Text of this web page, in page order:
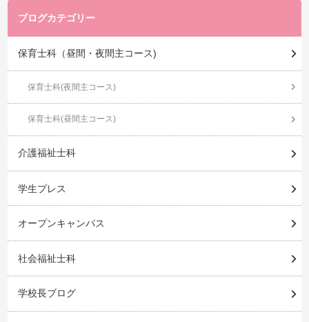
ブログカテゴリー
保育士科（昼間・夜間主コース)
保育士科(夜間主コース)
保育士科(昼間主コース)
介護福祉士科
学生プレス
オープンキャンパス
社会福祉士科
学校長ブログ